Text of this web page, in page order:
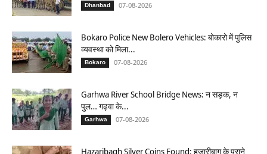
Dhanbad 07-08-2026
Bokaro Police New Bolero Vehicles: बोकारो में पुलिस
व्यवस्था को मिला...
Bokaro 07-08-2026
Garhwa River School Bridge News: न सड़क, न
पुल… गढ़वा के...
Garhwa 07-08-2026
Hazaribagh Silver Coins Found: हजारीबाग के पुराने